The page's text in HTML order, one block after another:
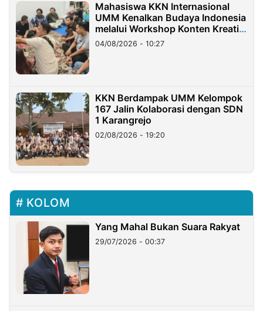
Mahasiswa KKN Internasional
UMM Kenalkan Budaya Indonesia
melalui Workshop Konten Kreatif
di Taiwan
04/08/2026 - 10:27
KKN Berdampak UMM Kelompok
167 Jalin Kolaborasi dengan SDN
1 Karangrejo
02/08/2026 - 19:20
KOLOM
Yang Mahal Bukan Suara Rakyat
29/07/2026 - 00:37